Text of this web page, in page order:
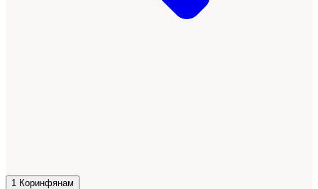
1 Коринфянам